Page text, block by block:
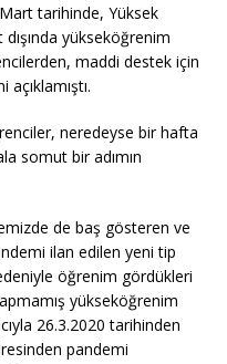
tarihinde, Yüksek
yükseköğrenim
maddi destek için
neredeyse bir hafta
somut bir adımın
de baş gösteren ve
ilan edilen yeni tip
öğrenim gördükleri
yükseköğrenim
26.3.2020 tarihinden
pandemi